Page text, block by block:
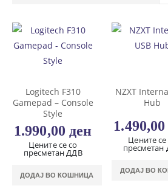
Logitech F310
Gamepad – Console
Style
1.990,00 ден
Цените се со
пресметан ДДВ
ДОДАЈ ВО КОШНИЦА
NZXT
Hub
1.490,00
Цените се
пресметан
ДОДАЈ ВО